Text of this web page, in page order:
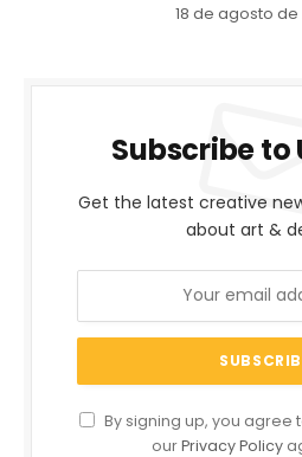
18 de agosto de
Subscribe to
Get the latest creative
about art &
By signing up, you agree
ourPrivacy Policy